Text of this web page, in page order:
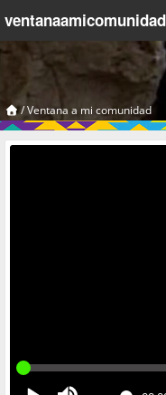
/Ventana a mi comunidad